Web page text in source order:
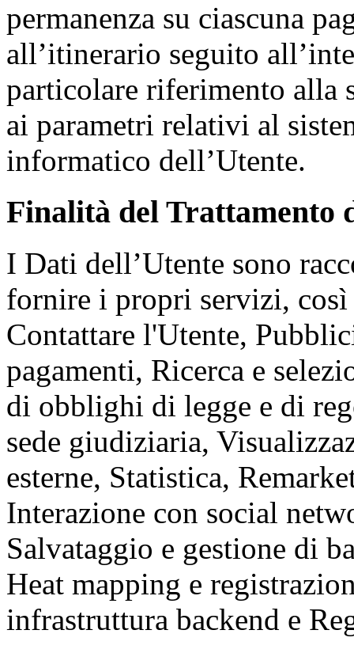
permanenza su ciascuna
all’itinerario seguito
particolare riferimento alla
ai parametri relativi al
informatico dell’Utente.
Finalità del Trattamento
I Dati dell’Utente sono
fornire i propri servizi,
Contattare l'Utente,
pagamenti, Ricerca e
di obblighi di legge e di
sede giudiziaria,
esterne, Statistica,
Interazione con social
Salvataggio e gestione di
Heat mapping e
infrastruttura backend e